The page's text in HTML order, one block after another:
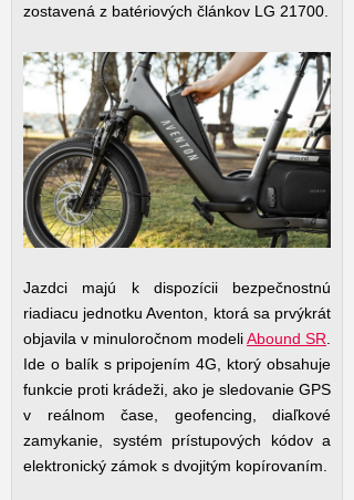
zostavená z batériových článkov LG 21700.
Jazdci majú k dispozícii bezpečnostnú
riadiacu jednotku Aventon, ktorá sa prvýkrát
objavila v minuloročnom modeliAbound SR.
Ide o balík s pripojením 4G, ktorý obsahuje
funkcie proti krádeži, ako je sledovanie GPS
v reálnom čase, geofencing, diaľkové
zamykanie, systém prístupových kódov a
elektronický zámok s dvojitým kopírovaním.